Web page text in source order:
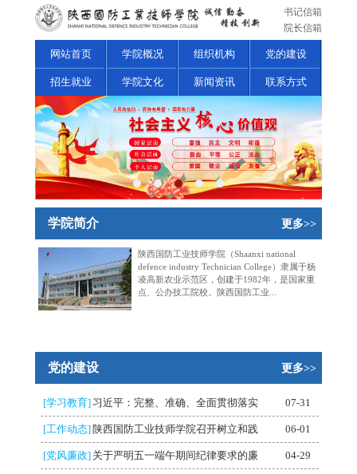
书记信箱
院长信箱
网站首页 学院概况 组织机构 党的建设
招生就业 学院文化 新闻资讯 联系方式
学院简介 更多>>
陕西国防工业技师学院（Shaanxi national
defence industry Technician College）隶属于杨
凌高新农业示范区，创建于1982年，是国家重
点、公办技工院校。陕西国防工业...
党的建设 更多>>
[学习教育] 习近平：完整、准确、全面贯彻落实 07-31
[工作动态] 陕西国防工业技师学院召开树立和践 06-01
[党风廉政] 关于严明五一端午期间纪律要求的廉 04-29